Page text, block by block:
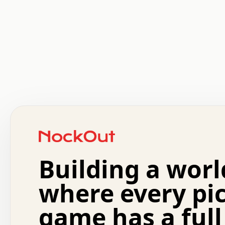
.   +   .   .   o   .   .   .   .   .   .   :   .
.   .   .   o   .   .   .   .   .   .   .   .   x   .
.   .   .   .   +   .   .   .   .   .   .   .   +
.   :   .   .   .   .   .   .   .   .   o   .   .
.   .   .   x   .   .   .   .   .   .   :   .   .   o
.   .   .   .   :   .   .   .   .   o   .   .   .
+   .   .   :   .   .   .   .   .   .   .   .   .
.   .   .   .   .   .   .   :   .   .   .   .   .
Building a
where every
game has a full